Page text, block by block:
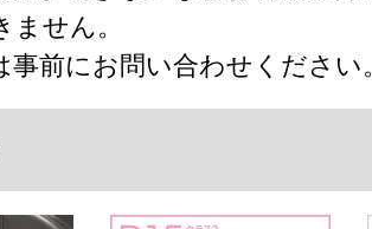
せん。
事前にお問い合わせください